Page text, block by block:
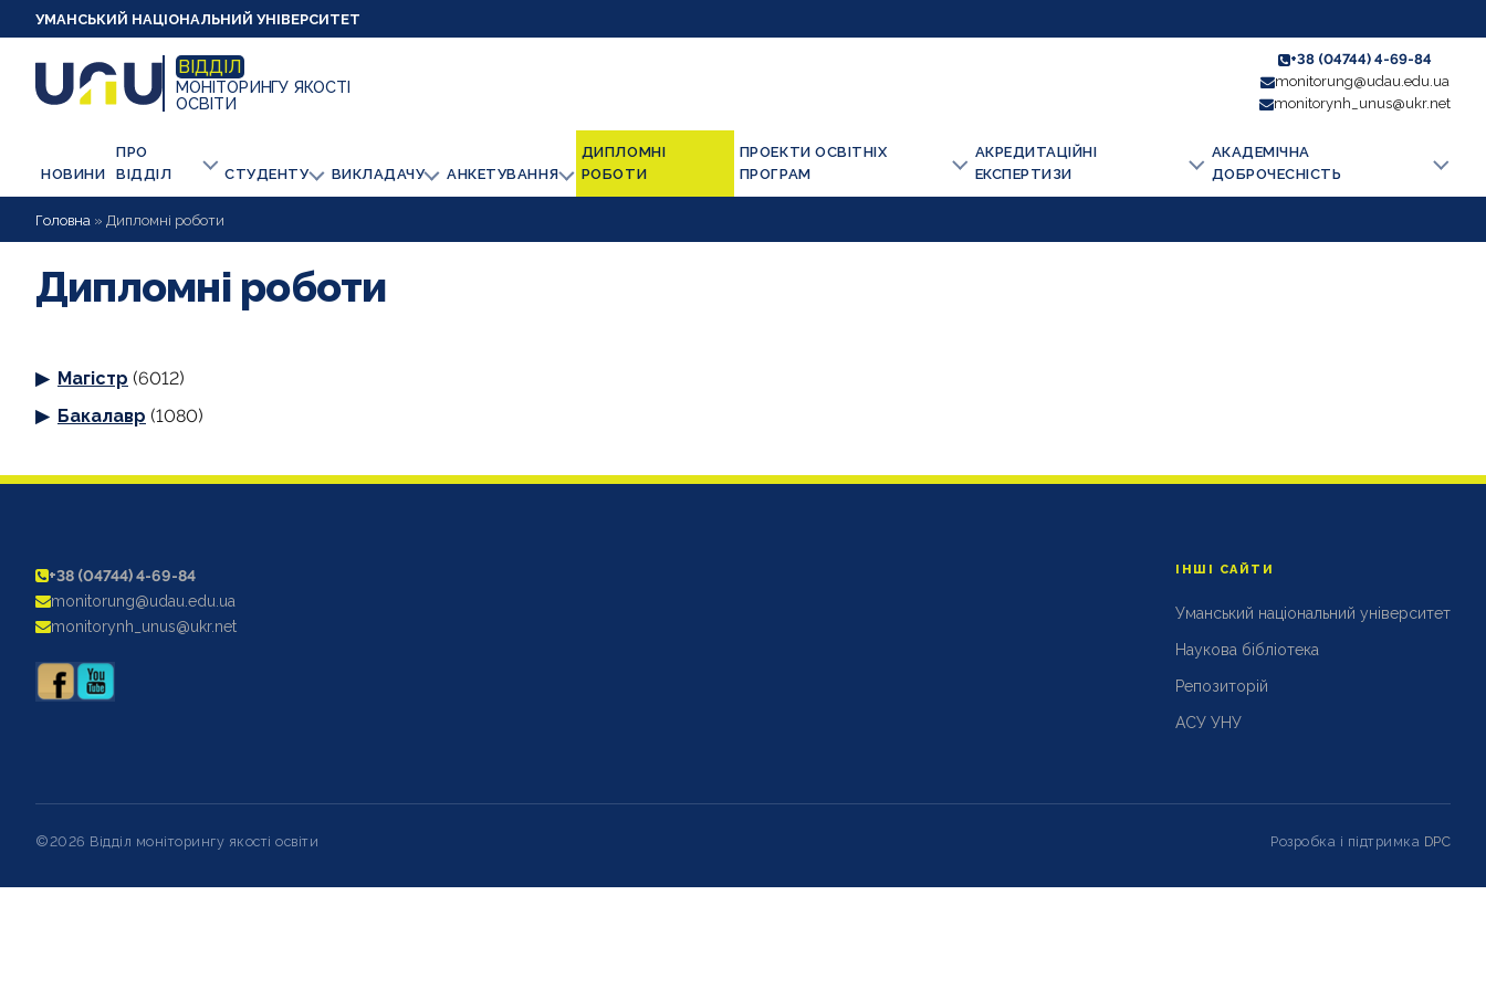
УМАНСЬКИЙ НАЦІОНАЛЬНИЙ УНІВЕРСИТЕТ
ВІДДІЛ
МОНІТОРИНГУ ЯКОСТІ
ОСВІТИ
+38 (04744) 4-69-84
monitorung@udau.edu.ua
monitorynh_unus@ukr.net
НОВИНИ
ПРО
ВІДДІЛ
СТУДЕНТУ ВИКЛАДАЧУ АНКЕТУВАННЯ
ДИПЛОМНІ
РОБОТИ
ПРОЕКТИ ОСВІТНІХ
ПРОГРАМ
АКРЕДИТАЦІЙНІ
ЕКСПЕРТИЗИ
АКАДЕМІЧНА
ДОБРОЧЕСНІСТЬ
Головна » Дипломні роботи
Дипломні роботи
Магістр (6012)
Бакалавр (1080)
+38 (04744) 4-69-84
monitorung@udau.edu.ua
monitorynh_unus@ukr.net
ІНШІ САЙТИ
Уманський національний університет
Наукова бібліотека
Репозиторій
АСУ УНУ
©2026 Відділ моніторингу якості освіти Розробка і підтримка DPC